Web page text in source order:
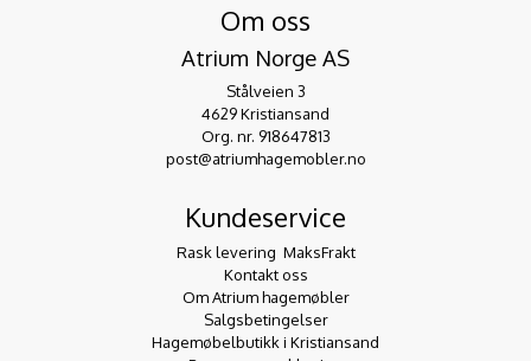
Om oss
Atrium Norge AS
Stålveien 3
4629 Kristiansand
Org. nr. 918647813
post@atriumhagemobler.no
Kundeservice
Rask levering  MaksFrakt
Kontakt oss
Om Atrium hagemøbler
Salgsbetingelser
Hagemøbelbutikk i Kristiansand